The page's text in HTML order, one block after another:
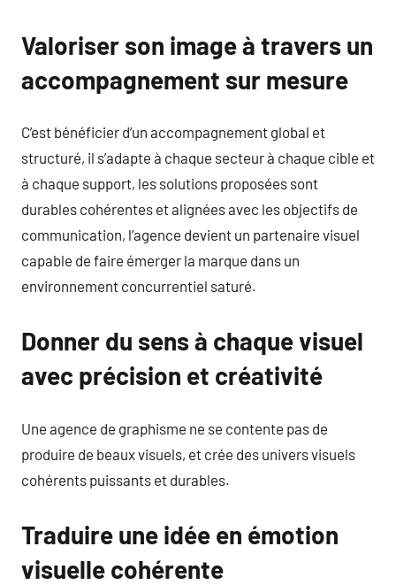
Valoriser son image à travers un
accompagnement sur mesure
C’est bénéficier d’un accompagnement global et
structuré, il s’adapte à chaque secteur à chaque cible et
à chaque support, les solutions proposées sont
durables cohérentes et alignées avec les objectifs de
communication, l’agence devient un partenaire visuel
capable de faire émerger la marque dans un
environnement concurrentiel saturé.
Donner du sens à chaque visuel
avec précision et créativité
Une agence de graphisme ne se contente pas de
produire de beaux visuels, et crée des univers visuels
cohérents puissants et durables.
Traduire une idée en émotion
visuelle cohérente